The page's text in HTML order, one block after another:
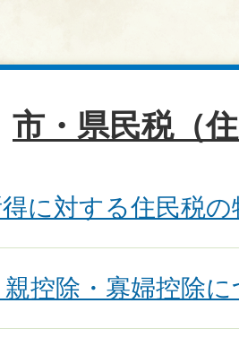
市・県民税（
に対する住民税の
控除・寡婦控除